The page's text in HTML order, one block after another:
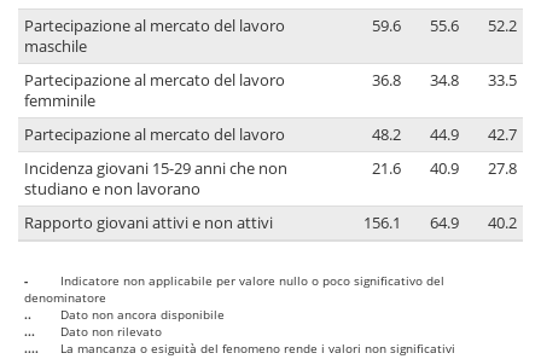
Partecipazione al mercato del lavoro
maschile
59.6 55.6 52.2
Partecipazione al mercato del lavoro
femminile
36.8 34.8 33.5
Partecipazione al mercato del lavoro 48.2 44.9
42.7
Incidenza giovani 15-29 anni che non
studiano e non lavorano
21.6 40.9 27.8
Rapporto giovani attivi e non attivi 156.1 64.9 40.2
-
Indicatore non applicabile per valore nullo o poco significativo del
denominatore
..
Dato non ancora disponibile
...
Dato non rilevato
....
La mancanza o esiguità del fenomeno rende i valori non significativi